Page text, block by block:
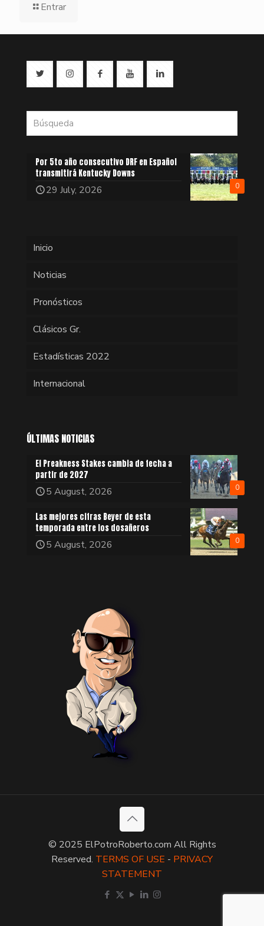
Entrar
0
Por 5to año consecutivo DRF en Español
transmitirá Kentucky Downs
29 July, 2026
Inicio
Noticias
Pronósticos
Clásicos Gr.
Estadísticas 2022
Internacional
ÚLTIMAS NOTICIAS
0
El Preakness Stakes cambia de fecha a
partir de 2027
5 August, 2026
0
Las mejores cifras Beyer de esta
temporada entre los dosañeros
5 August, 2026
© 2025 ElPotroRoberto.com All Rights
Reserved. TERMS OF USE - PRIVACY
STATEMENT